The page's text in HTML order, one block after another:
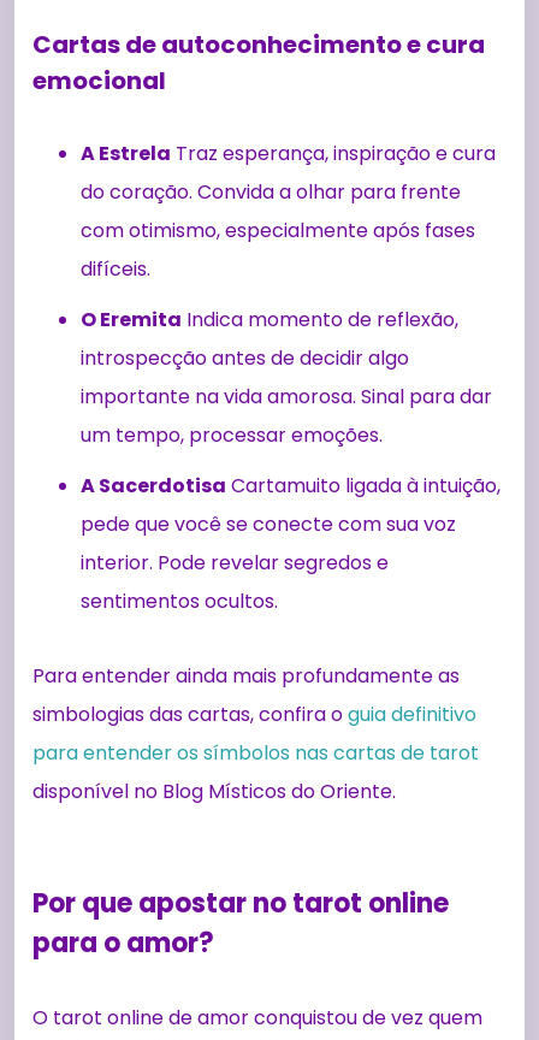
Cartas de autoconhecimento e cura
emocional
A Estrela Traz esperança, inspiração e cura
do coração. Convida a olhar para frente
com otimismo, especialmente após fases
difíceis.
O Eremita Indica momento de reflexão,
introspecção antes de decidir algo
importante na vida amorosa. Sinal para dar
um tempo, processar emoções.
A Sacerdotisa Cartamuito ligada à intuição,
pede que você se conecte com sua voz
interior. Pode revelar segredos e
sentimentos ocultos.
Para entender ainda mais profundamente as
simbologias das cartas, confira oguia definitivo
para entender os símbolos nas cartas de tarot
disponível no Blog Místicos do Oriente.
Por que apostar no tarot online
para o amor?
O tarot online de amor conquistou de vez quem